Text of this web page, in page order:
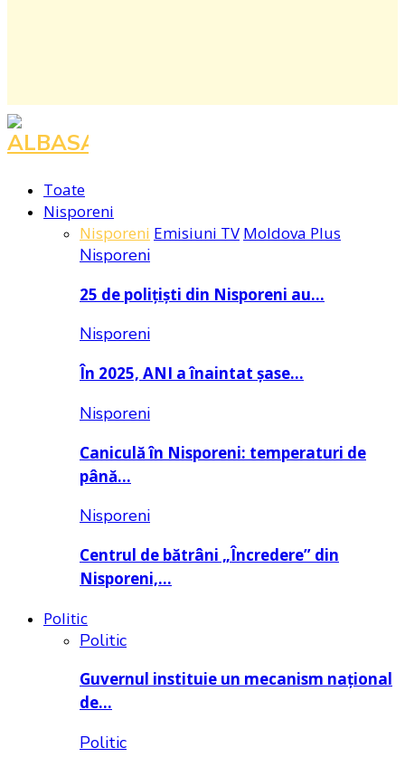
Facebook
Instagram
Youtube
Toate
Nisporeni
Nisporeni Emisiuni TV Moldova Plus
Nisporeni
25 de polițiști din Nisporeni au…
Nisporeni
În 2025, ANI a înaintat șase…
Nisporeni
Caniculă în Nisporeni: temperaturi de
până…
Nisporeni
Centrul de bătrâni „Încredere” din
Nisporeni,…
Politic
Politic
Guvernul instituie un mecanism național
de…
Politic